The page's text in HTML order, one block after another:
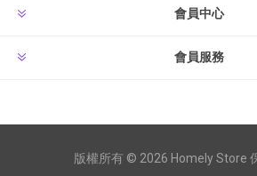
會員中心
會員服務
版權所有 © 2026 Homely Store